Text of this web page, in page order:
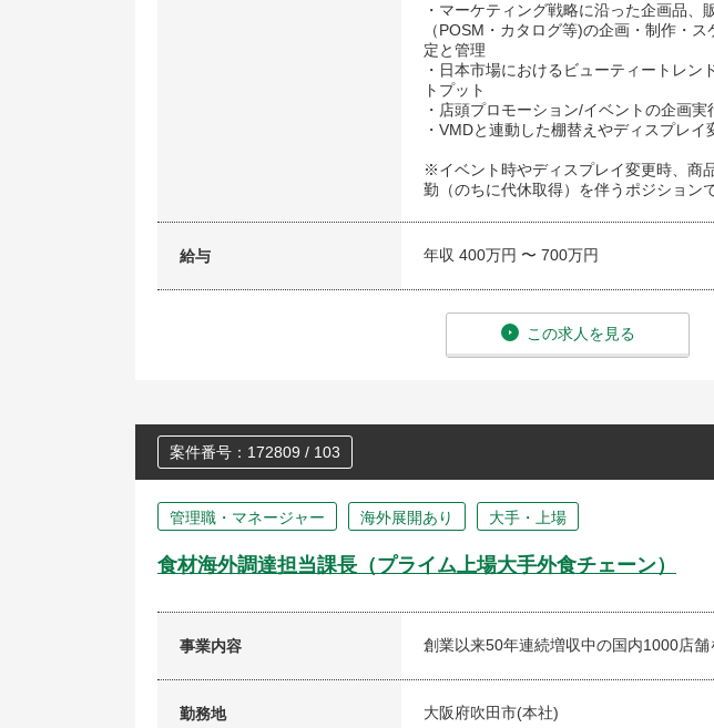
・マーケティング戦略に沿った企画品、
（POSM・カタログ等)の企画・制作・
定と管理
・日本市場におけるビューティートレン
トプット
・店頭プロモーション/イベントの企画
・VMDと連動した棚替えやディスプレイ
※イベント時やディスプレイ変更時、商
勤（のちに代休取得）を伴うポジションで
給与 年収 400万円 〜 700万円
この求人を見る
案件番号：172809 / 103
管理職・マネージャー 海外展開あり 大手・上場
食材海外調達担当課長（プライム上場大手外食チェーン）
事業内容 創業以来50年連続増収中の国内1000店
勤務地 大阪府吹田市(本社)